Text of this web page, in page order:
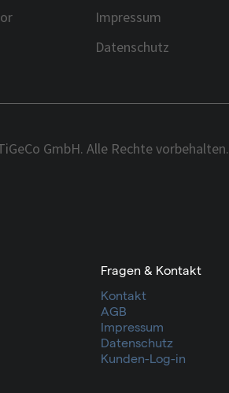
Impressum
Datenschutz
GmbH. Alle Rechte vorbehalten.
Fragen & Kontakt
Kontakt
AGB
Impressum
Datenschutz
Kunden-Log-in